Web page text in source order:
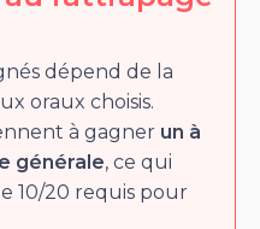
dépend de la
oraux choisis.
à gagner un à
générale, ce qui
10/20 requis pour